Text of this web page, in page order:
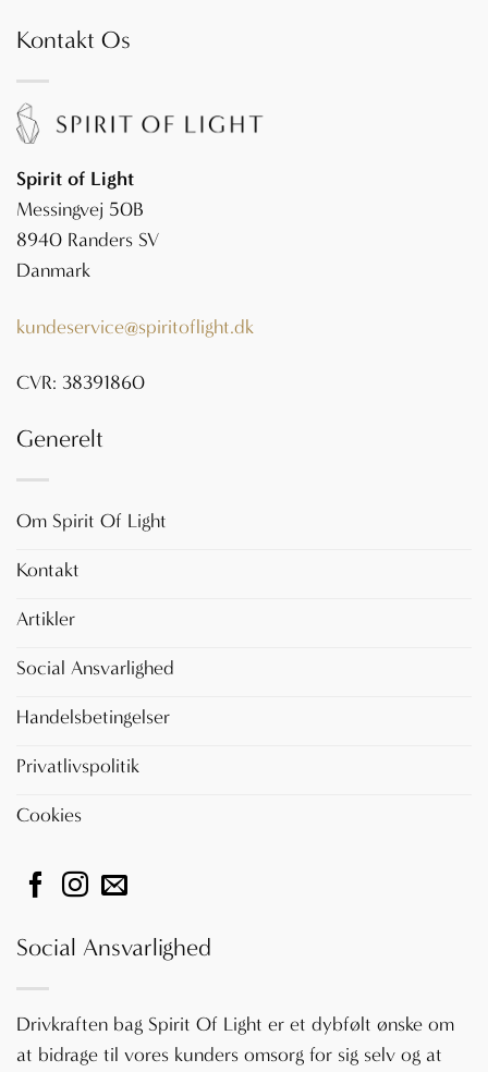
Kontakt Os
Spirit of Light
Messingvej 50B
8940 Randers SV
Danmark
kundeservice@spiritoflight.dk
CVR: 38391860
Generelt
Om Spirit Of Light
Kontakt
Artikler
Social Ansvarlighed
Handelsbetingelser
Privatlivspolitik
Cookies
Social Ansvarlighed
Drivkraften bag Spirit Of Light er et dybfølt ønske om
at bidrage til vores kunders omsorg for sig selv og at